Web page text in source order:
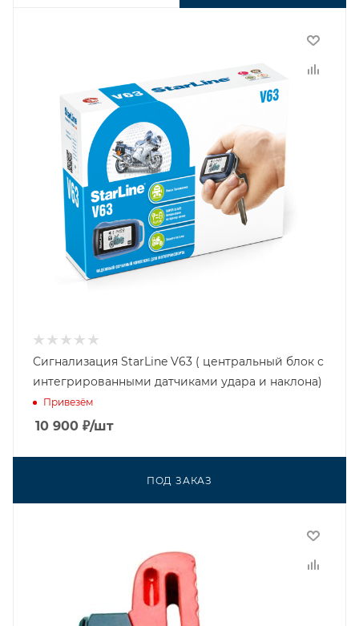
Сигнализация StarLine V63 ( центральный блок с
интегрированными датчиками удара и наклона)
Привезём
10 900 ₽/шт
ПОД ЗАКАЗ